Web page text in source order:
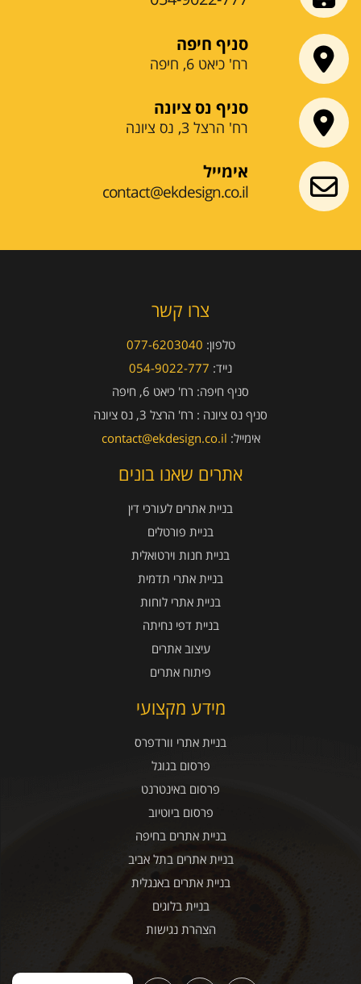
סניף חיפה
רח' כיאט 6, חיפה
סניף נס ציונה
רח' הרצל 3, נס ציונה
אימייל
contact@ekdesign.co.il
צרו קשר
טלפון: 077-6203040
נייד: 054-9022-777
סניף חיפה: רח' כיאט 6, חיפה
סניף נס ציונה : רח' הרצל 3, נס ציונה
אימייל: contact@ekdesign.co.il
אתרים שאנו בונים
בניית אתרים לעורכי דין
בניית פורטלים
בניית חנות וירטואלית
בניית אתרי תדמית
בניית אתרי לוחות
בניית דפי נחיתה
עיצוב אתרים
פיתוח אתרים
מידע מקצועי
בניית אתרי וורדפרס
פרסום בגוגל
פרסום באינטרנט
פרסום ביוטיוב
בניית אתרים בחיפה
בניית אתרים בתל אביב
בניית אתרים באנגלית
בניית בלוגים
הצהרת נגישות